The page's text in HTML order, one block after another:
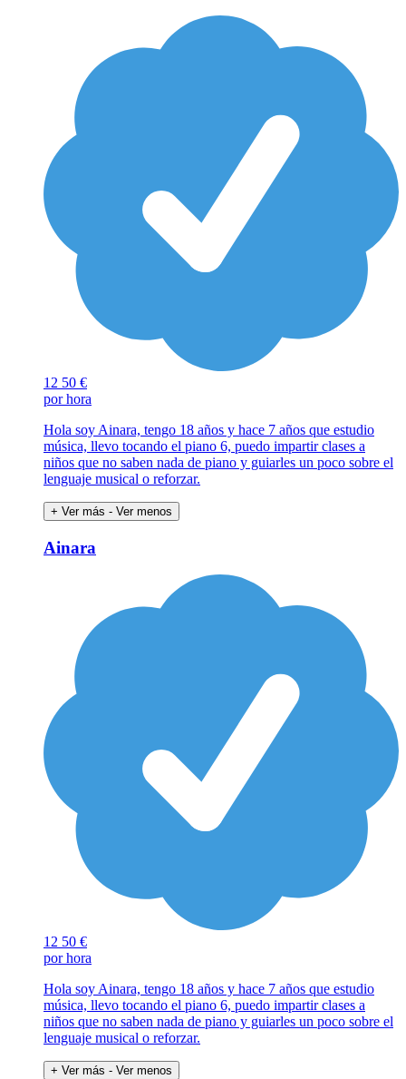
12 50 €
por hora
Hola soy Ainara, tengo 18 años y hace 7 años que estudio
música, llevo tocando el piano 6, puedo impartir clases a
niños que no saben nada de piano y guiarles un poco sobre el
lenguaje musical o reforzar.
+ Ver más - Ver menos
Ainara
12 50 €
por hora
Hola soy Ainara, tengo 18 años y hace 7 años que estudio
música, llevo tocando el piano 6, puedo impartir clases a
niños que no saben nada de piano y guiarles un poco sobre el
lenguaje musical o reforzar.
+ Ver más - Ver menos